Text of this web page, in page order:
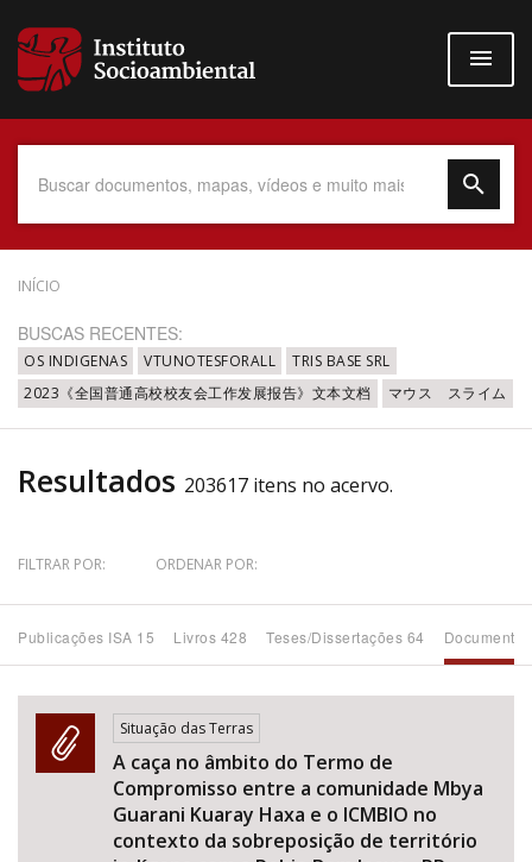
para
conteúdo
Data do Documento
Até
Tema
Subtema
Área de Levantamento
Área Protegida
INÍCIO
BUSCAS RECENTES:
OS INDIGENAS VTUNOTESFORALL
TRIS BASE SRL
2023《全国普通高校校友会工作发展报告》文本文档
マウス スライム
Resultados 203617 itens no acervo.
FILTRAR POR: ORDENAR POR:
Publicações ISA 15 Livros 428 Teses/Dissertações 64
Situação das Terras
A caça no âmbito do Termo de
Compromisso entre a comunidade Mbya
Guarani Kuaray Haxa e o ICMBIO no
contexto da sobreposição de território